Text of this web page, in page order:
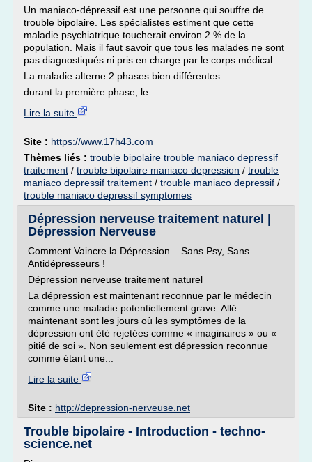
Un maniaco-dépressif est une personne qui souffre de
trouble bipolaire. Les spécialistes estiment que cette
maladie psychiatrique toucherait environ 2 % de la
population. Mais il faut savoir que tous les malades ne sont
pas diagnostiqués ni pris en charge par le corps médical.
La maladie alterne 2 phases bien différentes:
durant la première phase, le...
Lire la suite
Site : https://www.17h43.com
Thèmes liés : trouble bipolaire trouble maniaco depressif
traitement / trouble bipolaire maniaco depression / trouble
maniaco depressif traitement / trouble maniaco depressif /
trouble maniaco depressif symptomes
Dépression nerveuse traitement naturel |
Dépression Nerveuse
Comment Vaincre la Dépression... Sans Psy, Sans
Antidépresseurs !
Dépression nerveuse traitement naturel
La dépression est maintenant reconnue par le médecin
comme une maladie potentiellement grave. Allé
maintenant sont les jours où les symptômes de la
dépression ont été rejetées comme « imaginaires » ou «
pitié de soi ». Non seulement est dépression reconnue
comme étant une...
Lire la suite
Site : http://depression-nerveuse.net
Trouble bipolaire - Introduction - techno-
science.net